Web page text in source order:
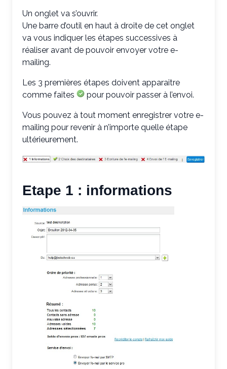
Un onglet va s’ouvrir.
Une barre d’outil en haut à droite de cet onglet
va vous indiquer les étapes successives à
réaliser avant de pouvoir envoyer votre e-
mailing.
Les 3 premières étapes doivent apparaitre
comme faites
pour pouvoir passer à l’envoi.
Vous pouvez à tout moment enregistrer votre e-
mailing pour revenir à n’importe quelle étape
ultérieurement.
Etape 1 : informations